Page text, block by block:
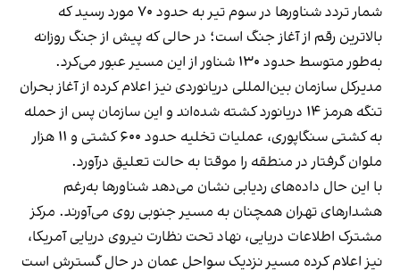
شمار تردد شناورها در سوم تیر به حدود ۷۰ مورد رسید که
بالاترین رقم از آغاز جنگ است؛ در حالی که پیش از جنگ روزانه
به‌طور متوسط حدود ۱۳۰ شناور از این مسیر عبور می‌کرد.
مدیرکل سازمان بین‌المللی دریانوردی نیز اعلام کرده از آغاز بحران
تنگه هرمز ۱۴ دریانورد کشته شده‌اند و این سازمان پس از حمله
به کشتی سنگاپوری، عملیات تخلیه حدود ۶۰۰ کشتی و ۱۱ هزار
ملوان گرفتار در منطقه را موقتا به حالت تعلیق درآورد.
با این حال داده‌های ردیابی نشان می‌دهد شناورها به‌رغم
هشدارهای تهران همچنان به مسیر جنوبی روی می‌آورند. مرکز
مشترک اطلاعات دریایی، نهاد تحت نظارت نیروی دریایی آمریکا،
نیز اعلام کرده مسیر نزدیک سواحل عمان در حال گسترش است